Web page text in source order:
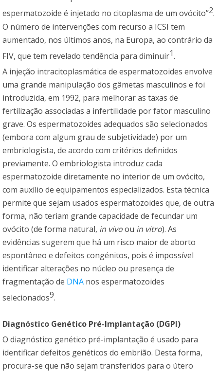
espermatozoide é injetado no citoplasma de um ovócito”2.
O número de intervenções com recurso a ICSI tem
aumentado, nos últimos anos, na Europa, ao contrário da
FIV, que tem revelado tendência para diminuir1.
A injeção intracitoplasmática de espermatozoides envolve
uma grande manipulação dos gâmetas masculinos e foi
introduzida, em 1992, para melhorar as taxas de
fertilização associadas a infertilidade por fator masculino
grave. Os espermatozoides adequados são selecionados
(embora com algum grau de subjetividade) por um
embriologista, de acordo com critérios definidos
previamente. O embriologista introduz cada
espermatozoide diretamente no interior de um ovócito,
com auxílio de equipamentos especializados. Esta técnica
permite que sejam usados espermatozoides que, de outra
forma, não teriam grande capacidade de fecundar um
ovócito (de forma natural, in vivoou in vitro). As
evidências sugerem que há um risco maior de aborto
espontâneo e defeitos congénitos, pois é impossível
identificar alterações no núcleo ou presença de
fragmentação de DNA nos espermatozoides
selecionados9.
Diagnóstico Genético Pré-Implantação (DGPI)
O diagnóstico genético pré-implantação é usado para
identificar defeitos genéticos do embrião. Desta forma,
procura-se que não sejam transferidos para o útero